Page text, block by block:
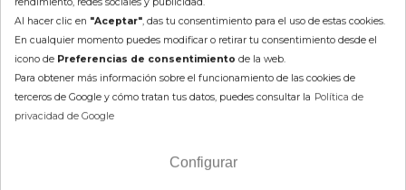
-10% -10%
Al hacer clic en "Aceptar", das tu consentimiento para el uso de estas cookies.
En cualquier momento puedes modificar o retirar tu consentimiento desde el
icono de Preferencias de consentimiento de la web.
Para obtener más información sobre el funcionamiento de las cookies de
terceros de Google y cómo tratan tus datos, puedes consultar la Política de
privacidad de Google
Configurar